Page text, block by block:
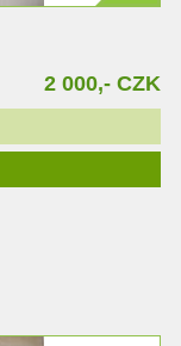
2 000,- CZK